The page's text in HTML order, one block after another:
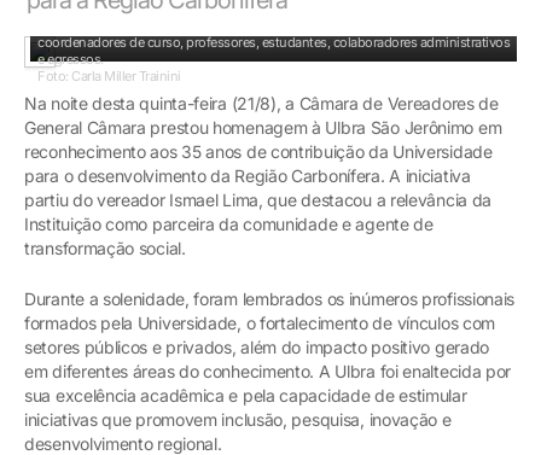
coordenadores de curso, professores, estudantes, colaboradores administrativos
e egressos.
Foto: Carla Miller Trainini
Na noite desta quinta-feira (21/8), a Câmara de Vereadores de
General Câmara prestou homenagem à Ulbra São Jerônimo em
reconhecimento aos 35 anos de contribuição da Universidade
para o desenvolvimento da Região Carbonífera. A iniciativa
partiu do vereador Ismael Lima, que destacou a relevância da
Instituição como parceira da comunidade e agente de
transformação social.
Durante a solenidade, foram lembrados os inúmeros profissionais
formados pela Universidade, o fortalecimento de vínculos com
setores públicos e privados, além do impacto positivo gerado
em diferentes áreas do conhecimento. A Ulbra foi enaltecida por
sua excelência acadêmica e pela capacidade de estimular
iniciativas que promovem inclusão, pesquisa, inovação e
desenvolvimento regional.